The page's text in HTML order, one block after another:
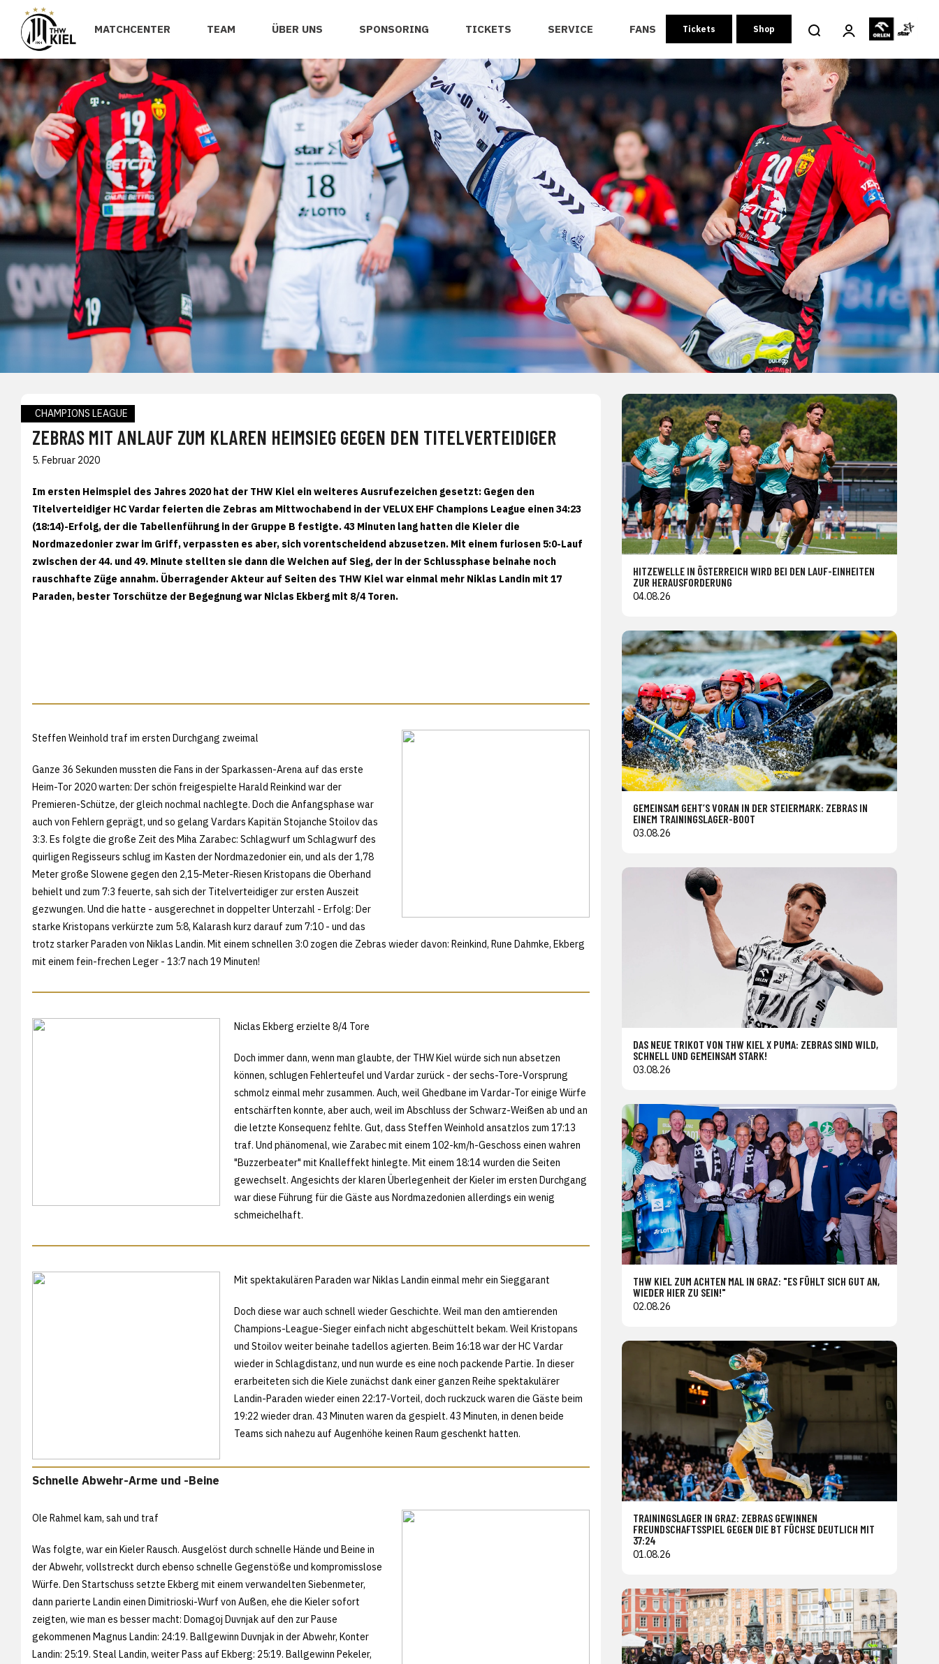
MATCHCENTER TEAM ÜBER UNS SPONSORING TICKETS SERVICE FANS Tickets Shop
CHAMPIONS LEAGUE
ZEBRAS MIT ANLAUF ZUM KLAREN HEIMSIEG GEGEN DEN TITELVERTEIDIGER
5. Februar 2020
Im ersten Heimspiel des Jahres 2020 hat der THW Kiel ein weiteres Ausrufezeichen gesetzt: Gegen den
Titelverteidiger HC Vardar feierten die Zebras am Mittwochabend in der VELUX EHF Champions League einen 34:23
(18:14)-Erfolg, der die Tabellenführung in der Gruppe B festigte. 43 Minuten lang hatten die Kieler die
Nordmazedonier zwar im Griff, verpassten es aber, sich vorentscheidend abzusetzen. Mit einem furiosen 5:0-Lauf
zwischen der 44. und 49. Minute stellten sie dann die Weichen auf Sieg, der in der Schlussphase beinahe noch
rauschhafte Züge annahm. Überragender Akteur auf Seiten des THW Kiel war einmal mehr Niklas Landin mit 17
Paraden, bester Torschütze der Begegnung war Niclas Ekberg mit 8/4 Toren.
Steffen Weinhold traf im ersten Durchgang zweimal
Ganze 36 Sekunden mussten die Fans in der Sparkassen-Arena auf das erste
Heim-Tor 2020 warten: Der schön freigespielte Harald Reinkind war der
Premieren-Schütze, der gleich nochmal nachlegte. Doch die Anfangsphase war
auch von Fehlern geprägt, und so gelang Vardars Kapitän Stojanche Stoilov das
3:3. Es folgte die große Zeit des Miha Zarabec: Schlagwurf um Schlagwurf des
quirligen Regisseurs schlug im Kasten der Nordmazedonier ein, und als der 1,78
Meter große Slowene gegen den 2,15-Meter-Riesen Kristopans die Oberhand
behielt und zum 7:3 feuerte, sah sich der Titelverteidiger zur ersten Auszeit
gezwungen. Und die hatte - ausgerechnet in doppelter Unterzahl - Erfolg: Der
starke Kristopans verkürzte zum 5:8, Kalarash kurz darauf zum 7:10 - und das
trotz starker Paraden von Niklas Landin. Mit einem schnellen 3:0 zogen die Zebras wieder davon: Reinkind, Rune Dahmke, Ekberg
mit einem fein-frechen Leger - 13:7 nach 19 Minuten!
Niclas Ekberg erzielte 8/4 Tore
Doch immer dann, wenn man glaubte, der THW Kiel würde sich nun absetzen
können, schlugen Fehlerteufel und Vardar zurück - der sechs-Tore-Vorsprung
schmolz einmal mehr zusammen. Auch, weil Ghedbane im Vardar-Tor einige Würfe
entschärften konnte, aber auch, weil im Abschluss der Schwarz-Weißen ab und an
die letzte Konsequenz fehlte. Gut, dass Steffen Weinhold ansatzlos zum 17:13
traf. Und phänomenal, wie Zarabec mit einem 102-km/h-Geschoss einen wahren
"Buzzerbeater" mit Knalleffekt hinlegte. Mit einem 18:14 wurden die Seiten
gewechselt. Angesichts der klaren Überlegenheit der Kieler im ersten Durchgang
war diese Führung für die Gäste aus Nordmazedonien allerdings ein wenig
schmeichelhaft.
Mit spektakulären Paraden war Niklas Landin einmal mehr ein Sieggarant
Doch diese war auch schnell wieder Geschichte. Weil man den amtierenden
Champions-League-Sieger einfach nicht abgeschüttelt bekam. Weil Kristopans
und Stoilov weiter beinahe tadellos agierten. Beim 16:18 war der HC Vardar
wieder in Schlagdistanz, und nun wurde es eine noch packende Partie. In dieser
erarbeiteten sich die Kiele zunächst dank einer ganzen Reihe spektakulärer
Landin-Paraden wieder einen 22:17-Vorteil, doch ruckzuck waren die Gäste beim
19:22 wieder dran. 43 Minuten waren da gespielt. 43 Minuten, in denen beide
Teams sich nahezu auf Augenhöhe keinen Raum geschenkt hatten.
Schnelle Abwehr-Arme und -Beine
Ole Rahmel kam, sah und traf
Was folgte, war ein Kieler Rausch. Ausgelöst durch schnelle Hände und Beine in
der Abwehr, vollstreckt durch ebenso schnelle Gegenstöße und kompromisslose
Würfe. Den Startschuss setzte Ekberg mit einem verwandelten Siebenmeter,
dann parierte Landin einen Dimitrioski-Wurf von Außen, ehe die Kieler sofort
zeigten, wie man es besser macht: Domagoj Duvnjak auf den zur Pause
gekommenen Magnus Landin: 24:19. Ballgewinn Duvnjak in der Abwehr, Konter
Landin: 25:19. Steal Landin, weiter Pass auf Ekberg: 25:19. Ballgewinn Pekeler,
HITZEWELLE IN ÖSTERREICH WIRD BEI DEN LAUF-EINHEITEN
ZUR HERAUSFORDERUNG
04.08.26
GEMEINSAM GEHT’S VORAN IN DER STEIERMARK: ZEBRAS IN
EINEM TRAININGSLAGER-BOOT
03.08.26
DAS NEUE TRIKOT VON THW KIEL X PUMA: ZEBRAS SIND WILD,
SCHNELL UND GEMEINSAM STARK!
03.08.26
THW KIEL ZUM ACHTEN MAL IN GRAZ: "ES FÜHLT SICH GUT AN,
WIEDER HIER ZU SEIN!"
02.08.26
TRAININGSLAGER IN GRAZ: ZEBRAS GEWINNEN
FREUNDSCHAFTSSPIEL GEGEN DIE BT FÜCHSE DEUTLICH MIT
37:24
01.08.26